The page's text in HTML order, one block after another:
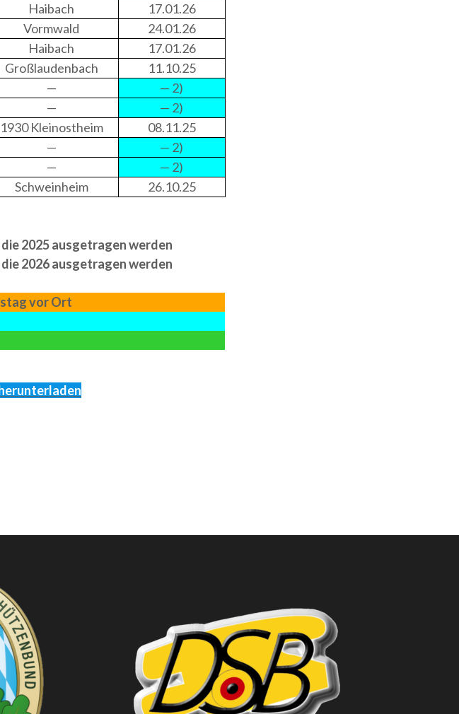
Haibach
17.01.26
Vormwald
24.01.26
Haibach
17.01.26
Großlaudenbach
11.10.25
—
— 2)
—
— 2)
1930 Kleinostheim
08.11.25
—
— 2)
—
— 2)
Schweinheim 26.10.25
2025 ausgetragen werden
2026 ausgetragen werden
vor Ort